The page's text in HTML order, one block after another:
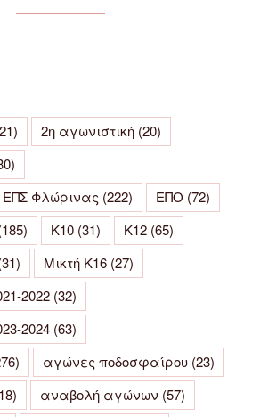
2η αγωνιστική (20)
Φλώρινας (222) ΕΠΟ (72)
Κ10 (31) Κ12 (65)
Μικτή Κ16 (27)
2022 (32)
2024 (63)
αγώνες ποδοσφαίρου (23)
αναβολή αγώνων (57)